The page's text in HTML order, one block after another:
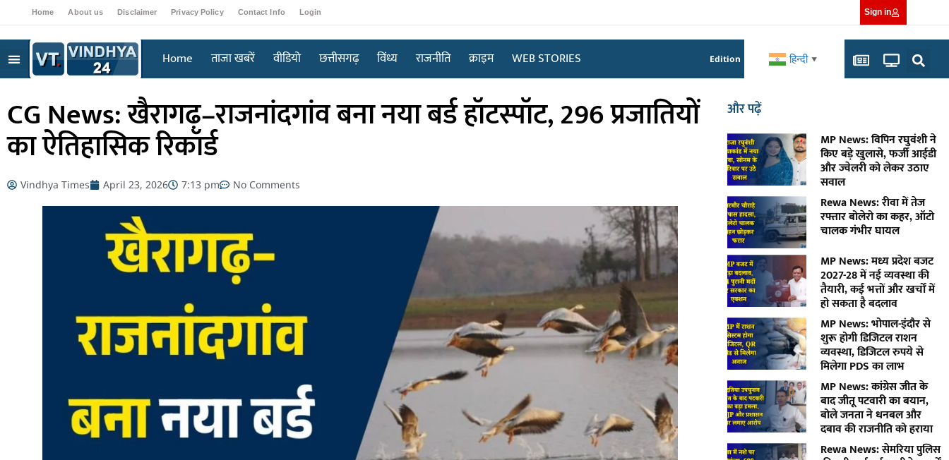
Home About us Disclaimer Privacy Policy Contact Info Login Sign in
Home ताजा खबरें वीडियो छत्तीसगढ़ विंध्य राजनीति क्राइम WEB STORIES Edition हिन्दी ▼
CG News: खैरागढ़–राजनांदगांव बना नया बर्ड हॉटस्पॉट, 296 प्रजातियों
का ऐतिहासिक रिकॉर्ड
Vindhya Times April 23, 2026 7:13 pm No Comments
और पढ़ें
MP News: विपिन रघुवंशी ने
किए बड़े खुलासे, फर्जी आईडी
और ज्वेलरी को लेकर उठाए
सवाल
Rewa News: रीवा में तेज
रफ्तार बोलेरो का कहर, ऑटो
चालक गंभीर घायल
MP News: मध्य प्रदेश बजट
2027-28 में नई व्यवस्था की
तैयारी, कई भत्तों और खर्चों में
हो सकता है बदलाव
MP News: भोपाल-इंदौर से
शुरू होगी डिजिटल राशन
व्यवस्था, डिजिटल रुपये से
मिलेगा PDS का लाभ
MP News: कांग्रेस जीत के
बाद जीतू पटवारी का बयान,
बोले जनता ने धनबल और
दबाव की राजनीति को हराया
Rewa News: सेमरिया पुलिस